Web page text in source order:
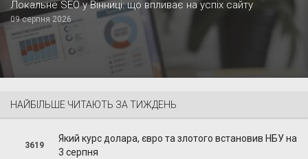
Локальне SEO у Вінниці: що впливає на успіх сайту
09 серпня 2026
НАЙБІЛЬШЕ ЧИТАЮТЬ ЗА ТИЖДЕНЬ
3619
Який курс долара, євро та злотого встановив НБУ на
3 серпня